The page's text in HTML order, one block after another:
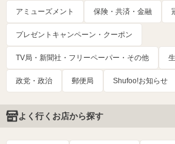
アミューズメント 保険・共済・金融
プレゼントキャンペーン・クーポン
TV局・新聞社・フリーペーパー・その他
政党・政治 郵便局 Shufoo!お知らせ
よく行くお店から探す